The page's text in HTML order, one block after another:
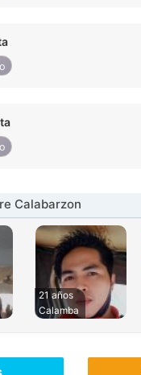
Calabarzon
21 años
Calamba